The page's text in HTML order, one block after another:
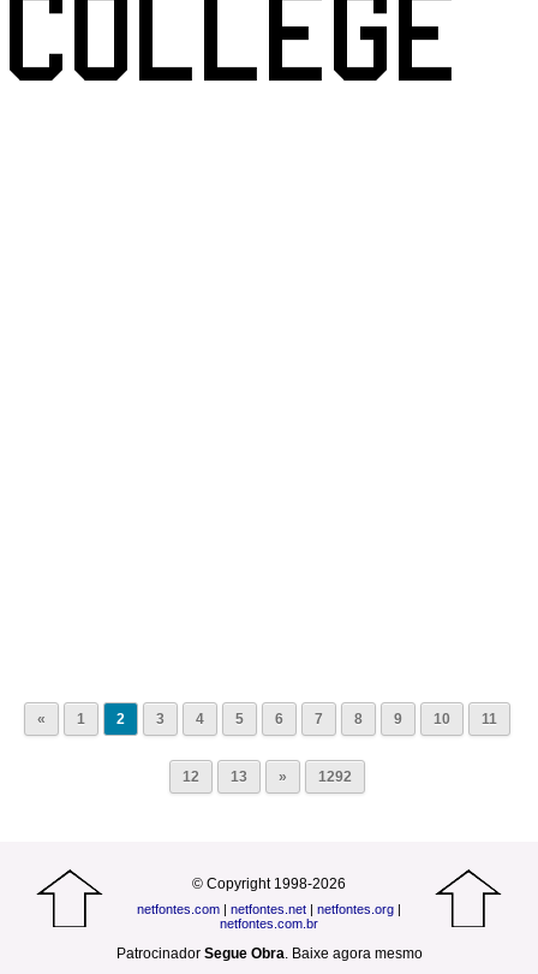
« 1 2 3 4 5 6 7 8 9 10 11
12 13 » 1292
© Copyright 1998-2026
netfontes.com | netfontes.net | netfontes.org |
netfontes.com.br
Patrocinador Segue Obra. Baixe agora mesmo